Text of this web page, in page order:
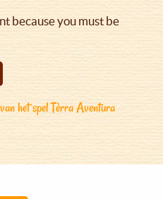
because you must be
het spel Tèrra Aventura